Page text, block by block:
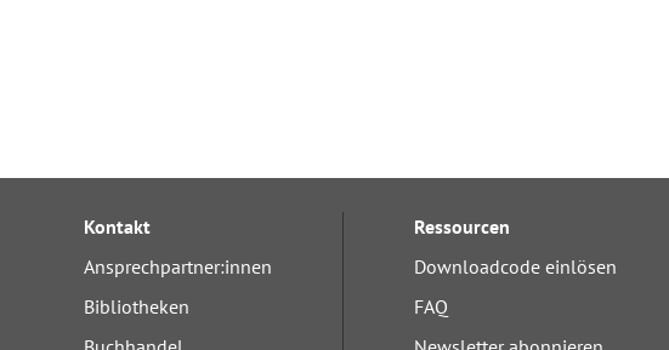
Kontakt
Ansprechpartner:innen
Bibliotheken
Ressourcen
Downloadcode einlösen
FAQ